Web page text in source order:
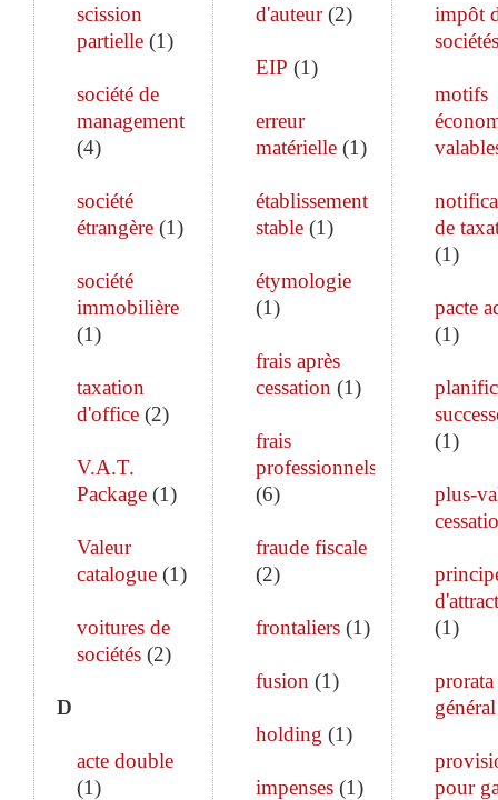
scission
partielle (1)
société de
management
(4)
société
étrangère (1)
société
immobilière
(1)
taxation
d'office (2)
V.A.T.
Package (1)
Valeur
catalogue (1)
voitures de
sociétés (2)
D
acte double
(1)
d'auteur(2)
EIP (1)
erreur
matérielle(1)
établissement
stable(1)
étymologie
(1)
frais après
cessation (1)
frais
professionnels
(6)
fraude fiscale
(2)
frontaliers(1)
fusion (1)
holding (1)
impenses(1)
impôt
sociétés
motifs
de
(1)
pacte
(1)
(1)
plus-
(1)
prorata
général
pour